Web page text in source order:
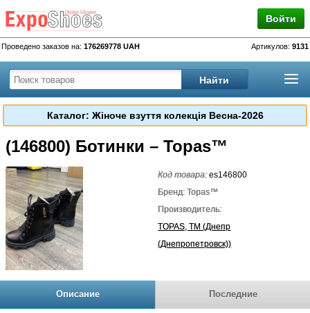
Войти
Проведено заказов на: 176269778 UAH Артикулов: 9131
Каталог: Жіноче взуття колекція Весна-2026
(146800) Ботинки – Topas™
Код товара:es146800
Бренд: Topas™
Производитель:
TOPAS, TM (Днепр
(Днепропетровск))
Описание Последние